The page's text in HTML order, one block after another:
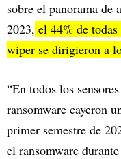
sobre el panorama de
2023, el 44% de
wiper se dirigieron a
“En todos los
ransomware cayeron
primer semestre de
el ransomware